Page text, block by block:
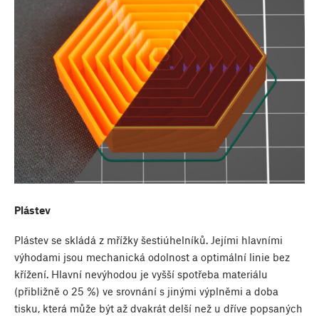
Plástev
Plástev se skládá z mřížky šestiúhelníků. Jejími hlavními
výhodami jsou mechanická odolnost a optimální linie bez
křížení. Hlavní nevýhodou je vyšší spotřeba materiálu
(přibližně o 25 %) ve srovnání s jinými výplněmi a doba
tisku, která může být až dvakrát delší než u dříve popsaných